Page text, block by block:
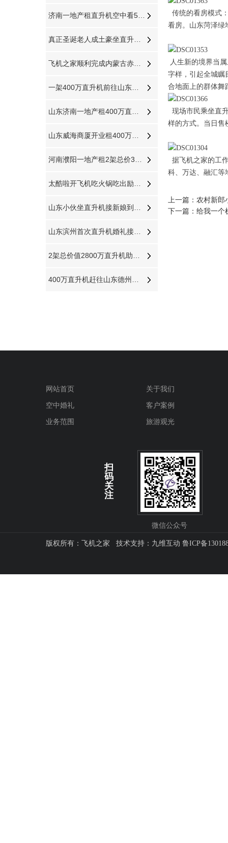
传统的看房模式
看房。山东菏泽绿
人生新的境界当
字样，引起全城瞩
合地面上的群体舞
现场市民乘坐直
样的方式。当日售
据飞机之家的工
科、万达、融汇等
上一篇： 农村新郎
下一篇： 给我一个
网站首页
关于我们
空中婚礼
客户案例
业务范围
旅游观光
扫
码
关
注
微信公众号
版权所有：飞机之家 技术支持： 九维互动 鲁ICP备